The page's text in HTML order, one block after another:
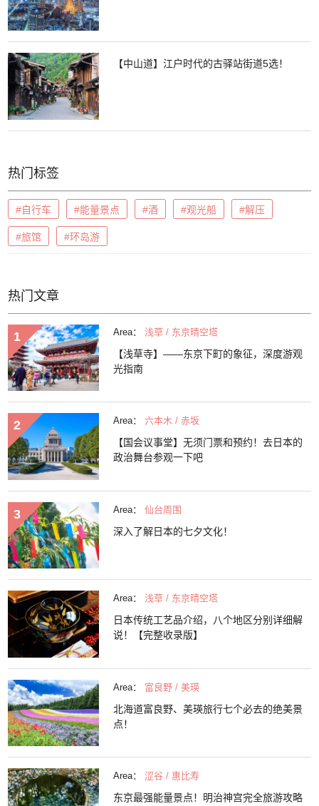
【中山道】江户时代的古驿站街道5选！
热门标签
#自行车 #能量景点 #酒 #观光船 #解压
#旅馆 #环岛游
热门文章
Area： 浅草 / 东京晴空塔
【浅草寺】——东京下町的象征，深度游观
光指南
Area： 六本木 / 赤坂
【国会议事堂】无须门票和预约！去日本的
政治舞台参观一下吧
Area： 仙台周围
深入了解日本的七夕文化！
Area： 浅草 / 东京晴空塔
日本传统工艺品介绍，八个地区分别详细解
说！【完整收录版】
Area： 富良野 / 美瑛
北海道富良野、美瑛旅行七个必去的绝美景
点！
Area： 涩谷 / 惠比寿
东京最强能量景点！明治神宫完全旅游攻略